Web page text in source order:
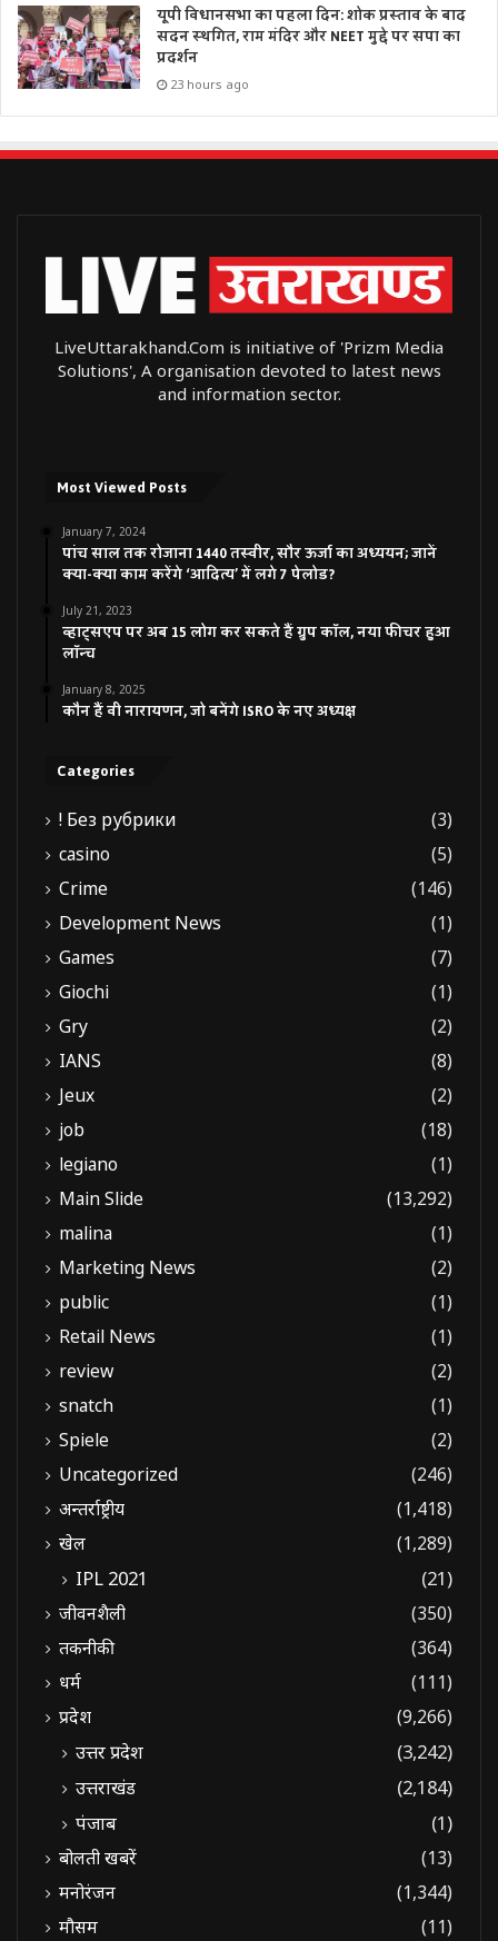
यूपी विधानसभा का पहला दिन: शोक प्रस्ताव के बाद
सदन स्थगित, राम मंदिर और NEET मुद्दे पर सपा का
प्रदर्शन
23 hours ago
LiveUttarakhand.Com is initiative of 'Prizm Media
Solutions', A organisation devoted to latest news
and information sector.
Most Viewed Posts
January 7, 2024
पांच साल तक रोजाना 1440 तस्वीर, सौर ऊर्जा का अध्ययन; जानें
क्या-क्या काम करेंगे ‘आदित्य’ में लगे 7 पेलोड?
July 21, 2023
व्हाट्सएप पर अब 15 लोग कर सकते हैं ग्रुप कॉल, नया फीचर हुआ
लॉन्च
January 8, 2025
कौन हैं वी नारायणन, जो बनेंगे ISRO के नए अध्यक्ष
Categories
! Без рубрики
(3)
casino
(5)
Crime
(146)
Development News
(1)
Games
(7)
Giochi
(1)
Gry
(2)
IANS
(8)
Jeux
(2)
job
(18)
legiano
(1)
Main Slide
(13,292)
malina
(1)
Marketing News
(2)
public
(1)
Retail News
(1)
review
(2)
snatch
(1)
Spiele
(2)
Uncategorized
(246)
अन्तर्राष्ट्रीय
(1,418)
खेल
(1,289)
IPL 2021 (21)
जीवनशैली
(350)
तकनीकी
(364)
धर्म
(111)
प्रदेश
(9,266)
उत्तर प्रदेश
(3,242)
उत्तराखंड
(2,184)
पंजाब
(1)
बोलती खबरें
(13)
मनोरंजन
(1,344)
मौसम
(11)